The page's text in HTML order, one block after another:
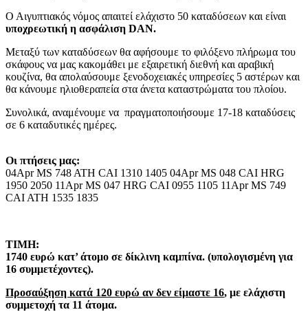
Ο Αιγυπτιακός νόμος απαιτεί ελάχιστο 50 καταδύσεων και είναι
υποχρεωτική η ασφάλιση DAN.
Μεταξύ των καταδύσεων θα αφήσουμε το φιλόξενο πλήρωμα του
σκάφους να μας κακομάθει με εξαιρετική διεθνή και αραβική
κουζίνα, θα απολαύσουμε ξενοδοχειακές υπηρεσίες 5 αστέρων και
θα κάνουμε ηλιοθεραπεία στα άνετα καταστρώματα του πλοίου.
Συνολικά, αναμένουμε να πραγματοποιήσουμε 17-18 καταδύσεις
σε 6 καταδυτικές ημέρες.
Οι πτήσεις μας:
04Apr MS 748 ATH CAI 1310 1405 04Apr MS 048 CAI HRG
1950 2050 11Apr MS 047 HRG CAI 0955 1105 11Apr MS 749
CAI ATH 1535 1835
ΤΙΜΗ:
1740 ευρώ κατ’ άτομο σε δίκλινη καμπίνα. (υπολογισμένη για
16 συμμετέχοντες).
Προσαύξηση κατά 120 ευρώ αν δεν είμαστε 16, με ελάχιστη
συμμετοχή τα 11 άτομα.